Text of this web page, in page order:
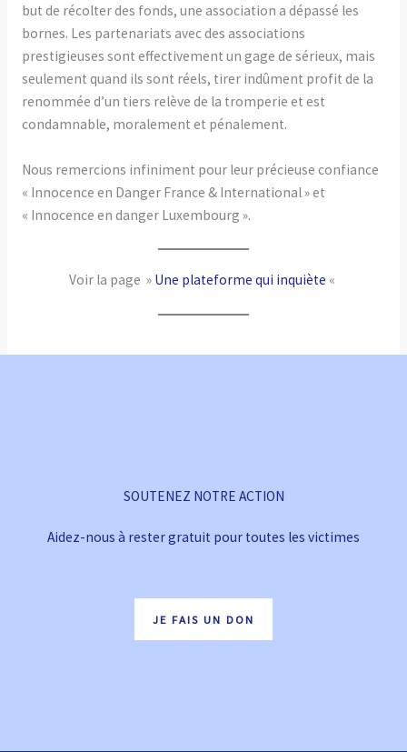
but de récolter des fonds, une association a dépassé les
bornes. Les partenariats avec des associations
prestigieuses sont effectivement un gage de sérieux, mais
seulement quand ils sont réels, tirer indûment profit de la
renommée d’un tiers relève de la tromperie et est
condamnable, moralement et pénalement.
Nous remercions infiniment pour leur précieuse confiance
« Innocence en Danger France & International » et
« Innocence en danger Luxembourg ».
Voir la page » Une plateforme qui inquiète «
SOUTENEZ NOTRE ACTION
Aidez-nous à rester gratuit pour toutes les victimes
JE FAIS UN DON